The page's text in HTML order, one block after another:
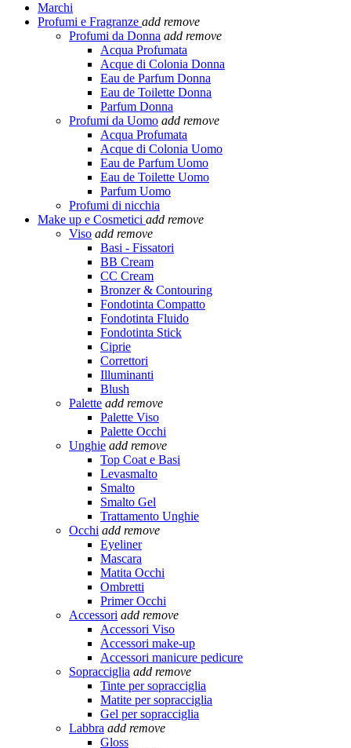
Marchi
Profumi e Fragranze add remove
Profumi da Donna add remove
Acqua Profumata
Acque di Colonia Donna
Eau de Parfum Donna
Eau de Toilette Donna
Parfum Donna
Profumi da Uomo add remove
Acqua Profumata
Acque di Colonia Uomo
Eau de Parfum Uomo
Eau de Toilette Uomo
Parfum Uomo
Profumi di nicchia
Make up e Cosmetici add remove
Viso add remove
Basi - Fissatori
BB Cream
CC Cream
Bronzer & Contouring
Fondotinta Compatto
Fondotinta Fluido
Fondotinta Stick
Ciprie
Correttori
Illuminanti
Blush
Palette add remove
Palette Viso
Palette Occhi
Unghie add remove
Top Coat e Basi
Levasmalto
Smalto
Smalto Gel
Trattamento Unghie
Occhi add remove
Eyeliner
Mascara
Matita Occhi
Ombretti
Primer Occhi
Accessori add remove
Accessori Viso
Accessori make-up
Accessori manicure pedicure
Sopracciglia add remove
Tinte per sopracciglia
Matite per sopracciglia
Gel per sopracciglia
Labbra add remove
Gloss